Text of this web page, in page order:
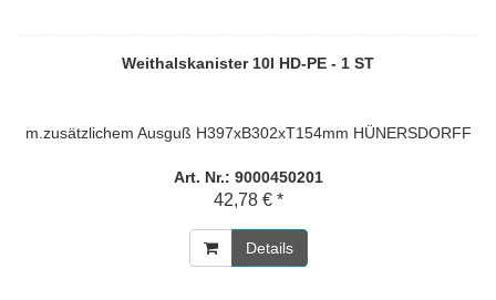
Weithalskanister 10l HD-PE - 1 ST
m.zusätzlichem Ausguß H397xB302xT154mm HÜNERSDORFF
Art. Nr.: 9000450201
42,78 € *
Details